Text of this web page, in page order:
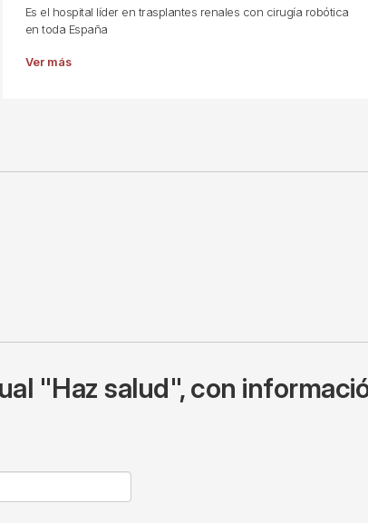
Es el hospital líder en trasplantes renales con cirugía robótica
en toda España
Ver más
"Haz salud", con